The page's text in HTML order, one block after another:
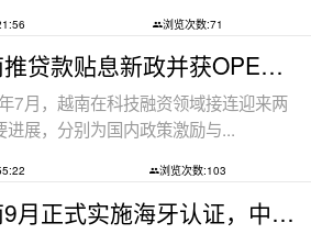
浏览次数:71
越南推贷款贴息新政并获OPEC基金5000万美
7月，越南在科技融资领域接连迎来两
进展，分别为国内政策激励与...
浏览次数:103
越南9月正式实施海牙认证，中越跨境文件